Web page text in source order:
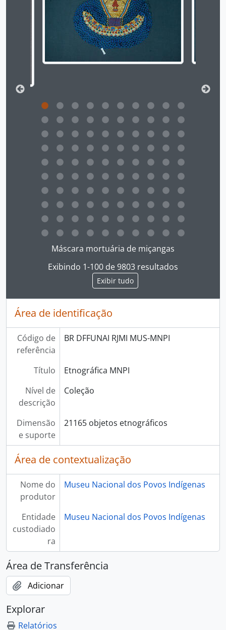
Ao clicar no link deste título da descrição a
Máscara mortuária de miçangas
Exibindo 1-100 de 9803 resultados
Exibir tudo
Área de identificação
Código de
referência
BR DFFUNAI RJMI MUS-MNPI
Título
Etnográfica MNPI
Nível de
descrição
Coleção
Dimensão
e suporte
21165 objetos etnográficos
Área de contextualização
Nome do
produtor
Museu Nacional dos Povos Indígenas
Entidade
custodiado
ra
Museu Nacional dos Povos Indígenas
Área de Transferência
Adicionar
Explorar
Relatórios